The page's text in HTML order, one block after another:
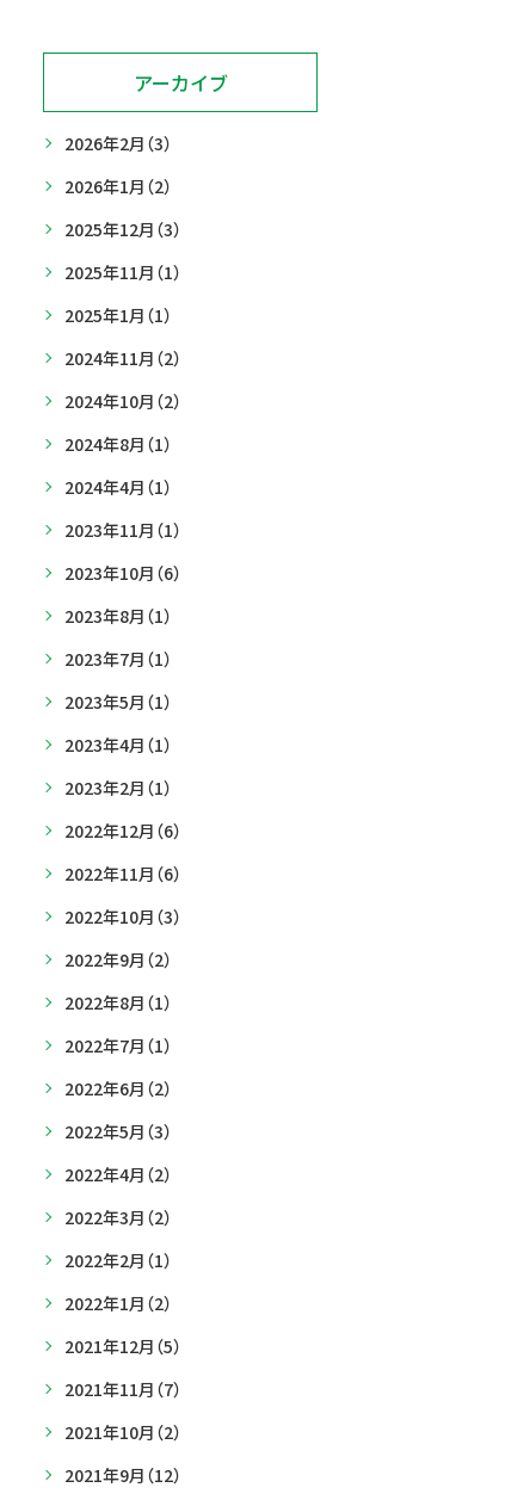
アーカイブ
2026年2月 （3）
2026年1月 （2）
2025年12月 （3）
2025年11月 （1）
2025年1月 （1）
2024年11月 （2）
2024年10月 （2）
2024年8月 （1）
2024年4月 （1）
2023年11月 （1）
2023年10月 （6）
2023年8月 （1）
2023年7月 （1）
2023年5月 （1）
2023年4月 （1）
2023年2月 （1）
2022年12月 （6）
2022年11月 （6）
2022年10月 （3）
2022年9月 （2）
2022年8月 （1）
2022年7月 （1）
2022年6月 （2）
2022年5月 （3）
2022年4月 （2）
2022年3月 （2）
2022年2月 （1）
2022年1月 （2）
2021年12月 （5）
2021年11月 （7）
2021年10月 （2）
2021年9月 （12）